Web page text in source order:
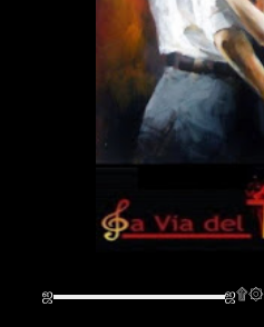
ஜ▬▬▬▬▬▬▬▬▬▬▬ஜ